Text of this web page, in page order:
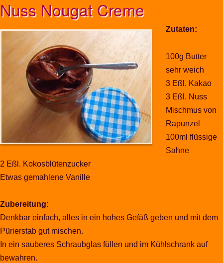
Nuss Nougat Creme
Zutaten:
100g Butter
sehr weich
3 Eßl. Kakao
3 Eßl. Nuss
Mischmus von
Rapunzel
100ml flüssige
Sahne
2 Eßl. Kokosblütenzucker
Etwas gemahlene Vanille
Zubereitung:
Denkbar einfach, alles in ein hohes Gefäß geben und mit dem
Pürierstab gut mischen.
In ein sauberes Schraubglas füllen und im Kühlschrank auf
bewahren.